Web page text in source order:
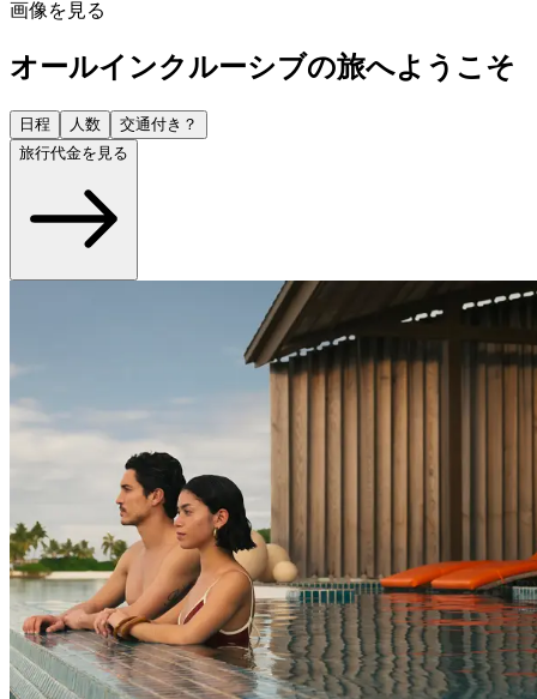
画像を見る
オールインクルーシブの旅へようこそ
日程 人数
交通付き？
旅行代金を見る